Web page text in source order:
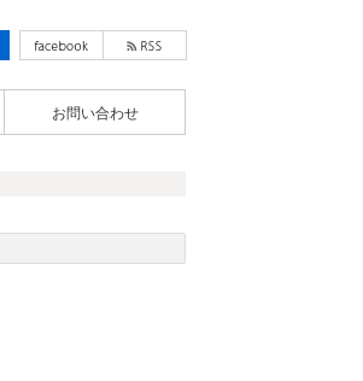
お問い合わせ